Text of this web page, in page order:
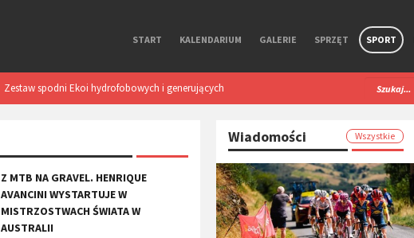
START KALENDARIUM GALERIE SPRZĘT SPORT
Zestaw spodni Ekoi hydrofobowych i generujących
ciepło podczas ruchu. Test
Smart light TL50 iGPSPORT. Test
Z MTB NA GRAVEL. HENRIQUE
AVANCINI WYSTARTUJE W
MISTRZOSTWACH ŚWIATA W
AUSTRALII
Wiadomości Wszystkie